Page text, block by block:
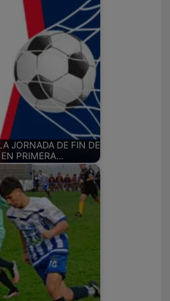
JORNADA DE FIN DE
PRIMERA…